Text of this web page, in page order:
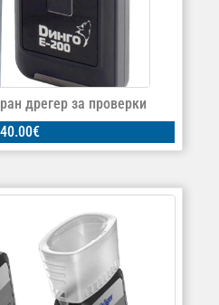
дрегер за проверки
€